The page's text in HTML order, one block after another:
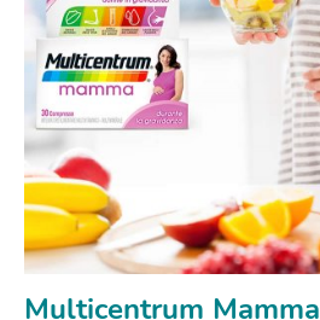
Multicentrum Mamma